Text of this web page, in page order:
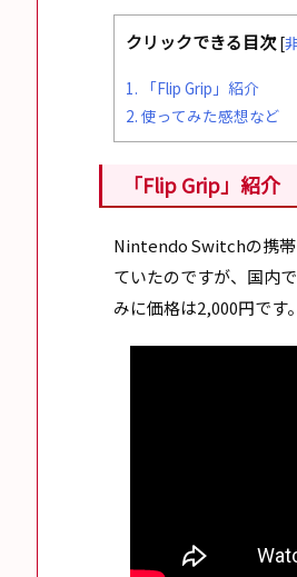
クリックできる目次 [
1. 「Flip Grip」紹介
2. 使ってみた感想など
「Flip Grip」紹介
Nintendo Switchの携帯
ていたのですが、国内
みに価格は2,000円です。